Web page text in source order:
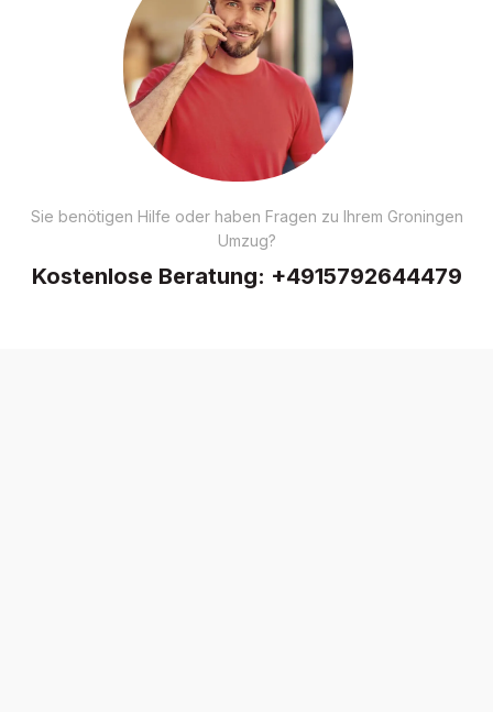
Sie benötigen Hilfe oder haben Fragen zu Ihrem Groningen
Umzug?
Kostenlose Beratung: +4915792644479